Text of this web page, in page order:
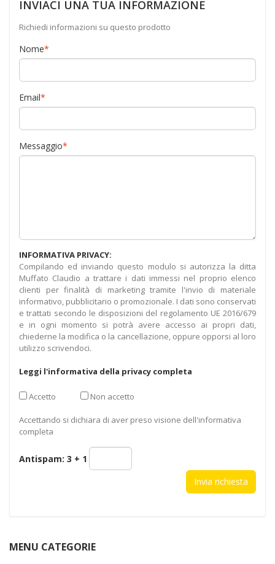
INVIACI UNA TUA INFORMAZIONE
Richiedi informazioni su questo prodotto
Nome*
Email*
Messaggio*
INFORMATIVA PRIVACY:
Compilando ed inviando questo modulo si autorizza la ditta
Muffato Claudio a trattare i dati immessi nel proprio elenco
clienti per finalità di marketing tramite l'invio di materiale
informativo, pubblicitario o promozionale. I dati sono conservati
e trattati secondo le disposizioni del regolamento UE 2016/679
e in ogni momento si potrà avere accesso ai propri dati,
chiederne la modifica o la cancellazione, oppure opporsi al loro
utilizzo scrivendoci.
Leggi l'informativa della privacy completa
Accetto Non accetto
Accettando si dichiara di aver preso visione dell'informativa
completa
Antispam: 3 + 1
MENU CATEGORIE